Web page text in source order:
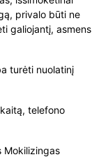
privalo būti ne
galiojantį, asmens
turėti nuolatinį
telefono
Mokilizingas